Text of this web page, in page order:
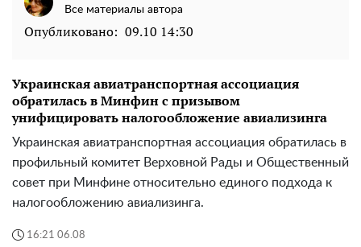
Все материалы автора
Опубликовано: 09.10 14:30
Украинская авиатранспортная ассоциация
обратилась в Минфин с призывом
унифицировать налогообложение авиализинга
Украинская авиатранспортная ассоциация обратилась в
профильный комитет Верховной Рады и Общественный
совет при Минфине относительно единого подхода к
налогообложению авиализинга.
16:21 06.08